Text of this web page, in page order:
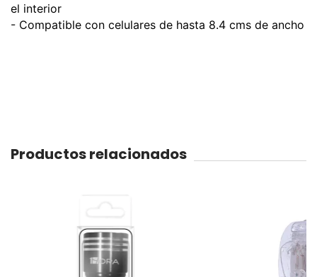
el interior
- Compatible con celulares de hasta 8.4 cms de ancho
Productos relacionados